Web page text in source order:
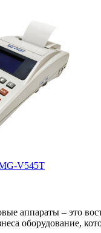
V545T
аппараты – это
оборудование,